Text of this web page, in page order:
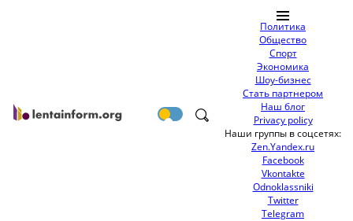
Политика
Общество
Спорт
Экономика
Шоу-бизнес
Стать партнером
Наш блог
Privacy policy
Наши группы в соцсетях:
Zen.Yandex.ru
Facebook
Vkontakte
Odnoklassniki
Twitter
Telegram